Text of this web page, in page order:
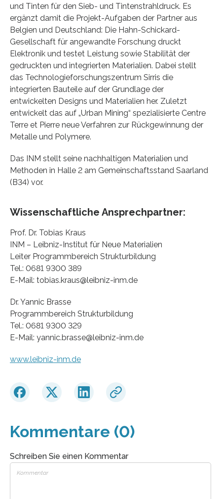
und Tinten für den Sieb- und Tintenstrahldruck. Es
ergänzt damit die Projekt-Aufgaben der Partner aus
Belgien und Deutschland: Die Hahn-Schickard-
Gesellschaft für angewandte Forschung druckt
Elektronik und testet Leistung sowie Stabilität der
gedruckten und integrierten Materialien. Dabei stellt
das Technologieforschungszentrum Sirris die
integrierten Bauteile auf der Grundlage der
entwickelten Designs und Materialien her. Zuletzt
entwickelt das auf „Urban Mining“ spezialisierte Centre
Terre et Pierre neue Verfahren zur Rückgewinnung der
Metalle und Polymere.
Das INM stellt seine nachhaltigen Materialien und
Methoden in Halle 2 am Gemeinschaftsstand Saarland
(B34) vor.
Wissenschaftliche Ansprechpartner:
Prof. Dr. Tobias Kraus
INM – Leibniz-Institut für Neue Materialien
Leiter Programmbereich Strukturbildung
Tel.: 0681 9300 389
E-Mail: tobias.kraus@leibniz-inm.de
Dr. Yannic Brasse
Programmbereich Strukturbildung
Tel.: 0681 9300 329
E-Mail: yannic.brasse@leibniz-inm.de
www.leibniz-inm.de
Kommentare (0)
Schreiben Sie einen Kommentar